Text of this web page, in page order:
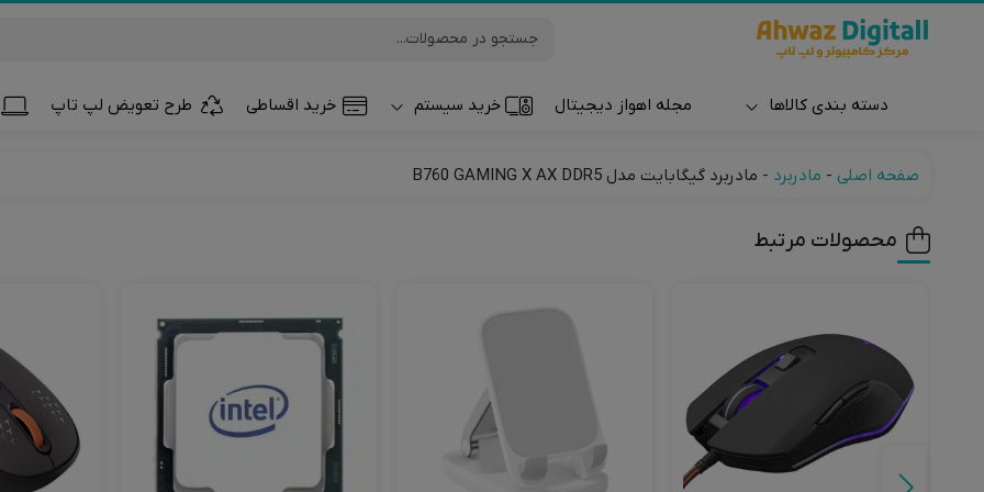
دسته بندی کالاها
ساعت و مچ بند
مجله اهواز دیجیتال خرید سیستم خرید اقساطی طرح تعویض لپ تاپ
صفحه اصلی - مادربرد - مادربرد گیگابایت مدل B760 GAMING X AX DDR5
محصولات مرتبط